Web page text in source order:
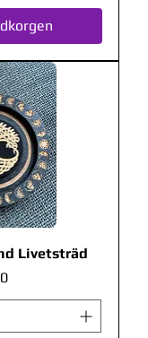
Livetsträd